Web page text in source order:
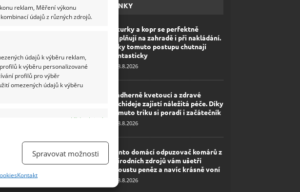
reklam, Měření výkonu
údajů z různých zdrojů.
údajů k výběru reklam,
k výběru personalizované
profilů pro výběr
omezených údajů k výběru
Vždy aktivní
Spravovat možnosti
Kontakt
a dokonce
doma
si tak můžete
ŽHAVÉ NOVINKY
Okurky a kopr se perfektně
doplňují na zahradě i při nakládání.
Díky tomuto postupu chutnají
fantasticky
8.8.2026
Nádherně kvetoucí a zdravé
orchideje zajistí náležitá péče. Díky
tomuto triku si poradí i začátečník
8.8.2026
Tento domácí odpuzovač komárů z
přírodních zdrojů vám ušetří
spoustu peněz a navíc krásně voní
8.8.2026